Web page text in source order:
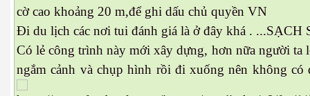
cờ cao khoảng 20 m,để ghi dấu chủ quyền VN
Đi du lịch các nơi tui đánh giá là ở đây khá . ...SẠCH
Có lẻ công trình này mới xây dựng, hơn nữa người ta
ngắm cảnh và chụp hình rồi đi xuống nên không